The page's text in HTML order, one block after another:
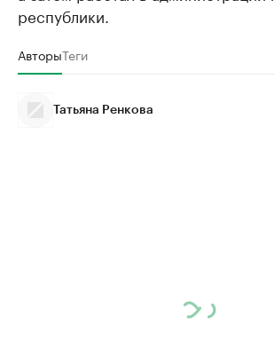
республики.
АвторыТеги
Татьяна Ренкова